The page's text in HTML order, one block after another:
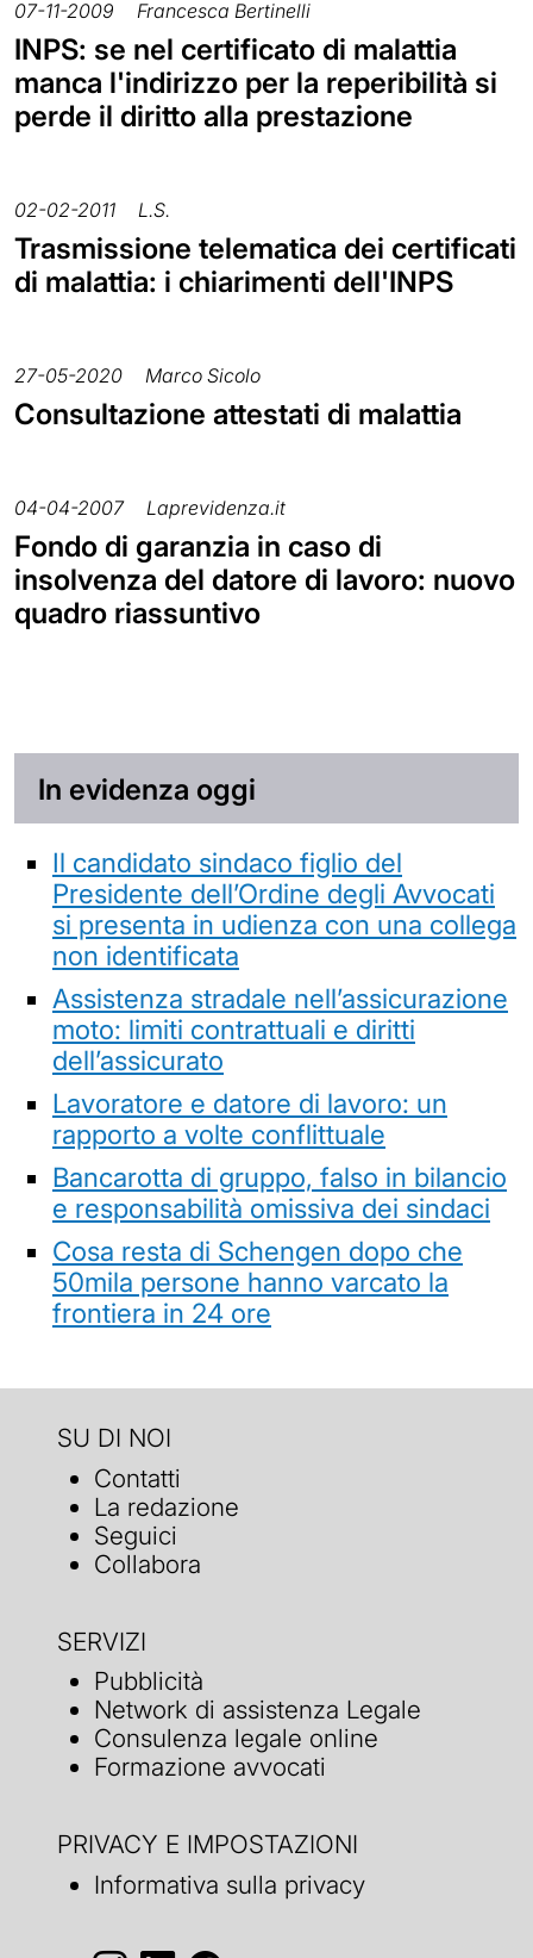
07-11-2009 Francesca Bertinelli
INPS: se nel certificato di malattia
manca l'indirizzo per la reperibilità si
perde il diritto alla prestazione
02-02-2011 L.S.
Trasmissione telematica dei certificati
di malattia: i chiarimenti dell'INPS
27-05-2020 Marco Sicolo
Consultazione attestati di malattia
04-04-2007 Laprevidenza.it
Fondo di garanzia in caso di
insolvenza del datore di lavoro: nuovo
quadro riassuntivo
In evidenza oggi
Il candidato sindaco figlio del
Presidente dell’Ordine degli Avvocati
si presenta in udienza con una collega
non identificata
Assistenza stradale nell’assicurazione
moto: limiti contrattuali e diritti
dell’assicurato
Lavoratore e datore di lavoro: un
rapporto a volte conflittuale
Bancarotta di gruppo, falso in bilancio
e responsabilità omissiva dei sindaci
Cosa resta di Schengen dopo che
50mila persone hanno varcato la
frontiera in 24 ore
SU DI NOI
Contatti
La redazione
Seguici
Collabora
SERVIZI
Pubblicità
Network di assistenza Legale
Consulenza legale online
Formazione avvocati
PRIVACY E IMPOSTAZIONI
Informativa sulla privacy